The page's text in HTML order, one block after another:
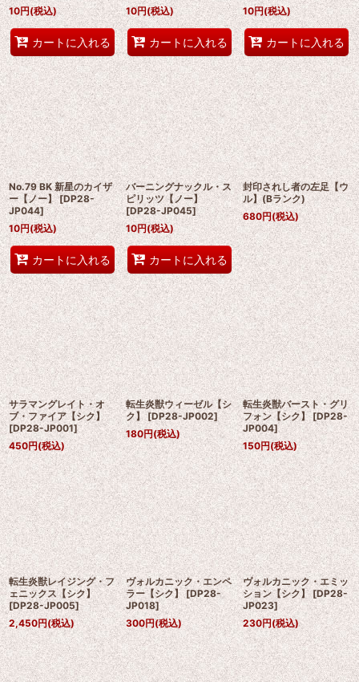
10円(税込)
カートに入れる
10円(税込)
カートに入れる
10円(税込)
カートに入れる
No.79 BK 新星のカイザ
ー【ノー】 [DP28-
JP044]
10円(税込)
カートに入れる
バーニングナックル・ス
ピリッツ【ノー】
[DP28-JP045]
10円(税込)
カートに入れる
封印されし者の左足【ウ
ル】(Bランク)
680円(税込)
サラマングレイト・オ
ブ・ファイア【シク】
[DP28-JP001]
450円(税込)
転生炎獣ウィーゼル【シ
ク】 [DP28-JP002]
180円(税込)
転生炎獣バースト・グリ
フォン【シク】 [DP28-
JP004]
150円(税込)
転生炎獣レイジング・フ
ェニックス【シク】
[DP28-JP005]
2,450円(税込)
ヴォルカニック・エンペ
ラー【シク】 [DP28-
JP018]
300円(税込)
ヴォルカニック・エミッ
ション【シク】 [DP28-
JP023]
230円(税込)